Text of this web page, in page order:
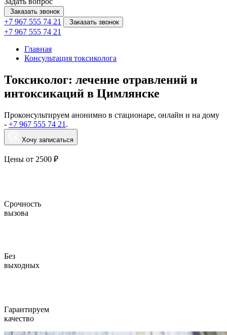
Заказать звонок
+7 967 555 74 21 Заказать звонок
+7 967 555 74 21
Главная
Консультация токсиколога
Токсиколог: лечение отравлений и
интоксикаций в Цимлянске
Проконсультируем анонимно в стационаре, онлайн и на дому
- +7 967 555 74 21 .
Хочу записаться
Цены от 2500 ₽
Срочность
вызова
Без
выходных
Гарантируем
качество